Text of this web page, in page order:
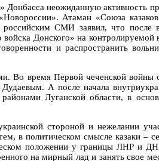
неожиданную активность
Атаман «Союза казаков
СМИ заявил, что после
Донского» на контролируемой
и распространить
Во время Первой чеченской войны
А после начала
Луганской области, в
стороной и нежелании
в политическом смысле казаки –
положении у границы ЛНР и
на мирный лад и занять свое